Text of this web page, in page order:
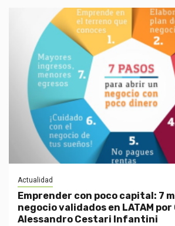
Actualidad
Emprender con poco capital: 7
negocio validados en LATAM por
Alessandro Cestari Infantini